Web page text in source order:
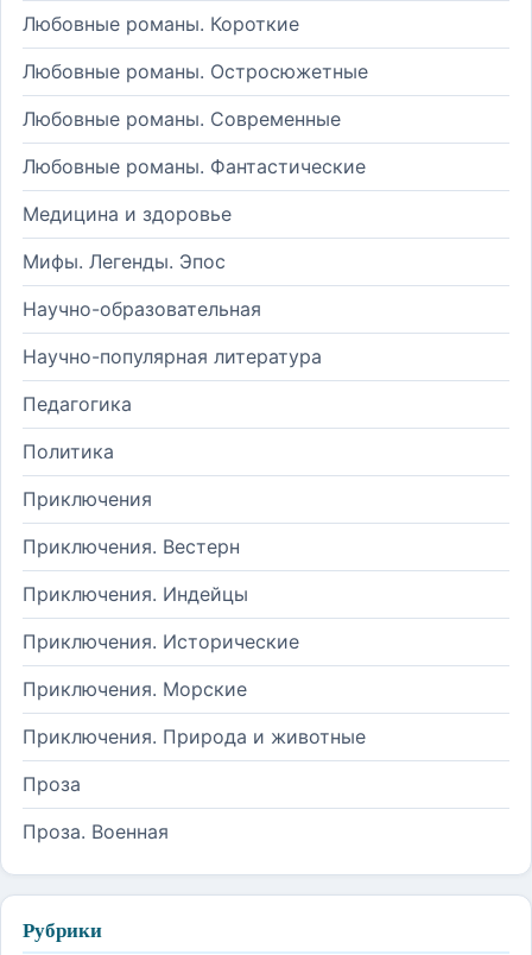
Любовные романы. Короткие
Любовные романы. Остросюжетные
Любовные романы. Современные
Любовные романы. Фантастические
Медицина и здоровье
Мифы. Легенды. Эпос
Научно-образовательная
Научно-популярная литература
Педагогика
Политика
Приключения
Приключения. Вестерн
Приключения. Индейцы
Приключения. Исторические
Приключения. Морские
Приключения. Природа и животные
Проза
Проза. Военная
Рубрики